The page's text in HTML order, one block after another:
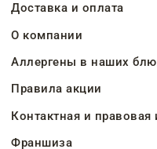
Доставка и оплата
О компании
Аллергены в наших
Правила акции
Контактная и
Франшиза